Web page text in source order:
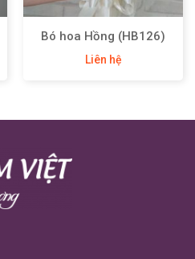
Bó hoa Hồng (HB126)
Liên hệ